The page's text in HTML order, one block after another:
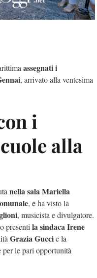
assegnati i
, arrivato alla ventesima
i
alla
nella sala Mariella
, e ha visto la
, musicista e divulgatore.
presenti la sindaca Irene
Grazia Guccie la
per le pari opportunità